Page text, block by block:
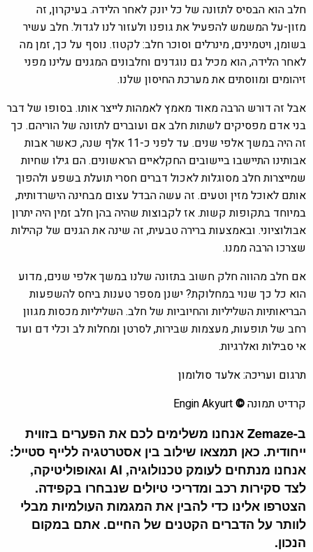
חלב הוא הבסיס לתזונה של כל יונק לאחר הלידה. בעיקרון, זה
מזון-על המשמש להפעיל את גופנו ולעזור לנו לגדול. חלב עשיר
בשומן, ויטמינים, מינרלים וסוכר חלב: לקטוז. נוסף על כך, זמן מה
לאחר הלידה, הוא מכיל גם נוגדנים וחלבונים המגנים עלינו מפני
זיהומים ומווסתים את מערכת החיסון שלנו.
אבל זה דורש הרבה מאוד מאמץ לאמהות לייצר אותו. בסופו של דבר
בני אדם מפסיקים לשתות חלב אם ועוברים לתזונה של הוריהם. כך
זה היה במשך אלפי שנים. עד לפני כ-11 אלף שנה, כאשר אבות
אבותינו התיישבו ביישובים החקלאיים הראשונים. הם גילו שחיות
שמייצרות חלב מסוגלות לאכול דברים חסרי תועלת בשפע ולהפוך
אותם לאוכל מזין וטעים. זה עשה הבדל עצום מבחינה הישרדותית,
במיוחד בתקופות קשות. אז לקבוצות שהיה בהן חלב זמין היה יתרון
אבולוציוני. ובאמצעות ברירה טבעית, זה שינה את הגנים של קהילות
שצרכו הרבה ממנו.
אם חלב מהווה חלק חשוב בתזונה שלנו במשך אלפי שנים, מדוע
הוא כל כך שנוי במחלוקת? ישנן מספר טענות ביחס להשפעות
הבריאותיות השליליות והחיוביות של חלב. השליליות מכסות מגוון
רחב של תופעות, מעצמות שבירות, לסרטן ומחלות לב וכלי דם ועד
אי סבילות ואלרגיות.
תרגום ועריכה: אלעד סולומון
קרדיט תמונה©
Engin Akyurt
ב-Zemaze אנחנו משלימים לכם את הפערים בזווית
ייחודית. כאן תמצאו שילוב בין אסטרטגיה ללייף סטייל:
אנחנו מנתחים לעומק טכנולוגיה, AI וגאופוליטיקה,
לצד סקירות רכב ומדריכי טיולים שנבחרו בקפידה.
הצטרפו אלינו כדי להבין את המגמות העולמיות מבלי
לוותר על הדברים הקטנים של החיים. אתם במקום
הנכון.